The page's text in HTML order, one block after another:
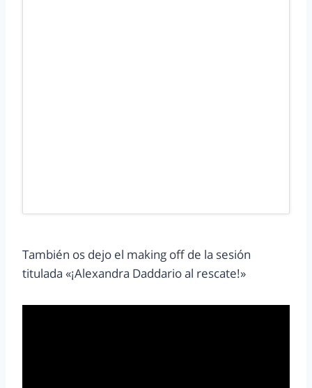
También os dejo el making off de la sesión
titulada «¡Alexandra Daddario al rescate!»